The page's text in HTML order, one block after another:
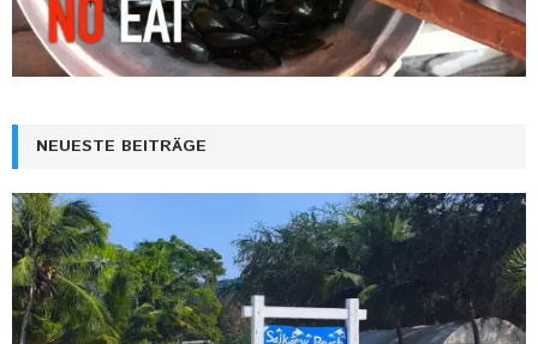
NEUESTE BEITRÄGE